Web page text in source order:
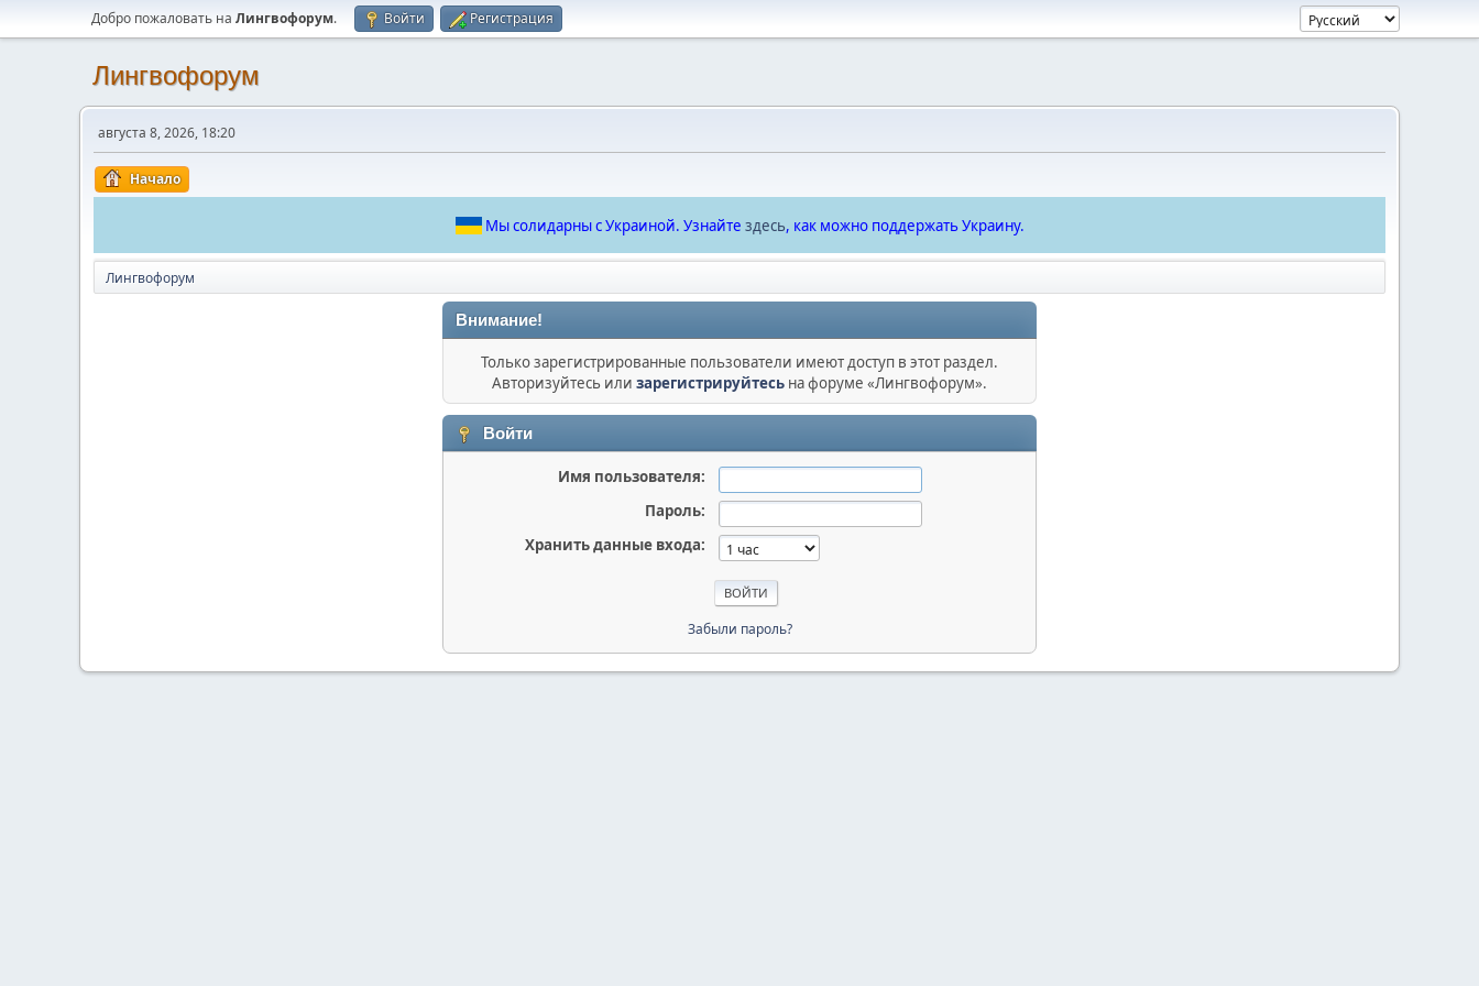
Добро пожаловать на Лингвофорум. Войти Регистрация
Лингвофорум
августа 8, 2026, 18:20
Начало
Мы солидарны с Украиной. Узнайте здесь, как можно поддержать Украину.
Лингвофорум
Внимание!
Только зарегистрированные пользователи имеют доступ в этот раздел.
Авторизуйтесь или зарегистрируйтесь на форуме «Лингвофорум».
Войти
Имя пользователя:
Пароль:
Хранить данные входа:
Забыли пароль?